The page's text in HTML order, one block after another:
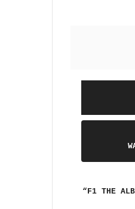
“F1 THE